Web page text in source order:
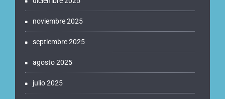
noviembre 2025
septiembre 2025
agosto 2025
julio 2025